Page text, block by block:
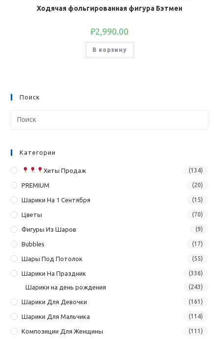
Ходячая фольгированная фигура Бэтмен
₽2,990.00
В корзину
Поиск
Категории
Хиты Продаж (134)
PREMIUM (20)
Шарики На 1 Сентября (15)
Цветы (70)
Фигуры Из Шаров (9)
Bubbles (17)
Шары Под Потолок (55)
Шарики На Праздник (336)
Шарики на день рождения (243)
Шарики Для Девочки (161)
Шарики Для Мальчика (114)
Композиции Для Женщины (111)